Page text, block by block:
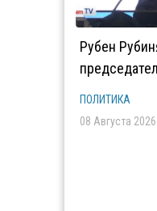
Рубен
ПОЛИТИКА
08 Августа 2026